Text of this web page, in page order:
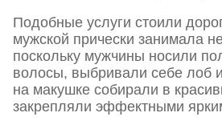
Подобные услуги стоили
мужской прически занимала
поскольку мужчины носили
волосы, выбривали себе лоб
на макушке собирали в
закрепляли эффектными